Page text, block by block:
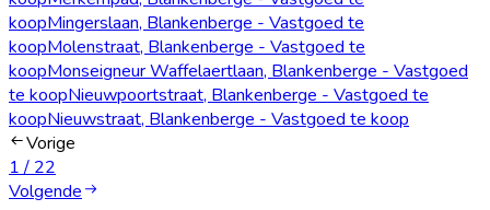
koopMingerslaan, Blankenberge - Vastgoed te
koopMolenstraat, Blankenberge - Vastgoed te
koopMonseigneur Waffelaertlaan, Blankenberge - Vastgoed
te koopNieuwpoortstraat, Blankenberge - Vastgoed te
koopNieuwstraat, Blankenberge - Vastgoed te koop
Vorige
1/ 22
Volgende